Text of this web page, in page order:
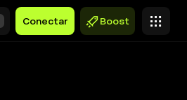
Conectar Boost